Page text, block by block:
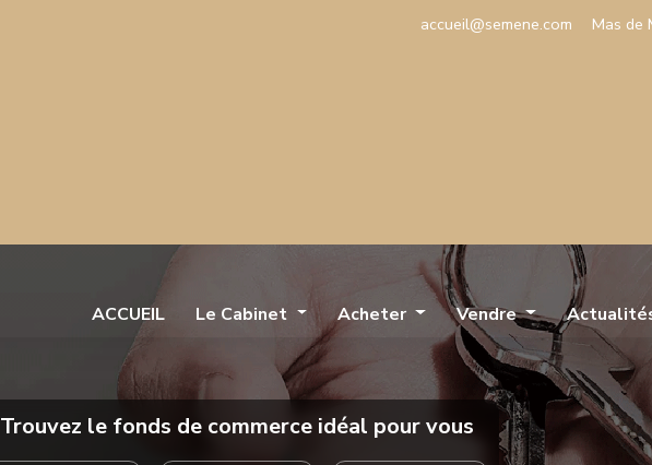
accueil@semene.com Mas de
ACCUEIL(current)
Le Cabinet Acheter Vendre
Trouvez le fonds de commerce idéal pour vous